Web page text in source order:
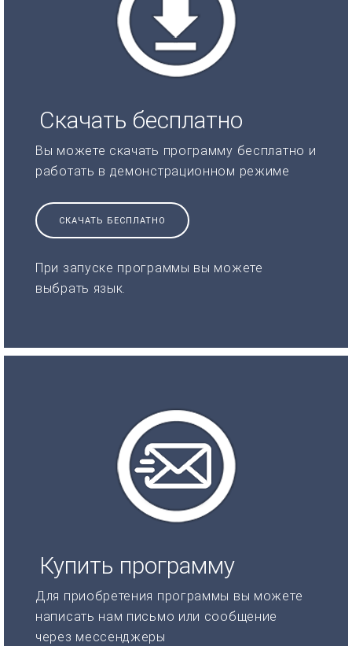
Скачать бесплатно
Вы можете скачать программу бесплатно и
работать в демонстрационном режиме
СКАЧАТЬ БЕСПЛАТНО
При запуске программы вы можете
выбрать язык.
Купить программу
Для приобретения программы вы можете
написать нам письмо или сообщение
через мессенджеры